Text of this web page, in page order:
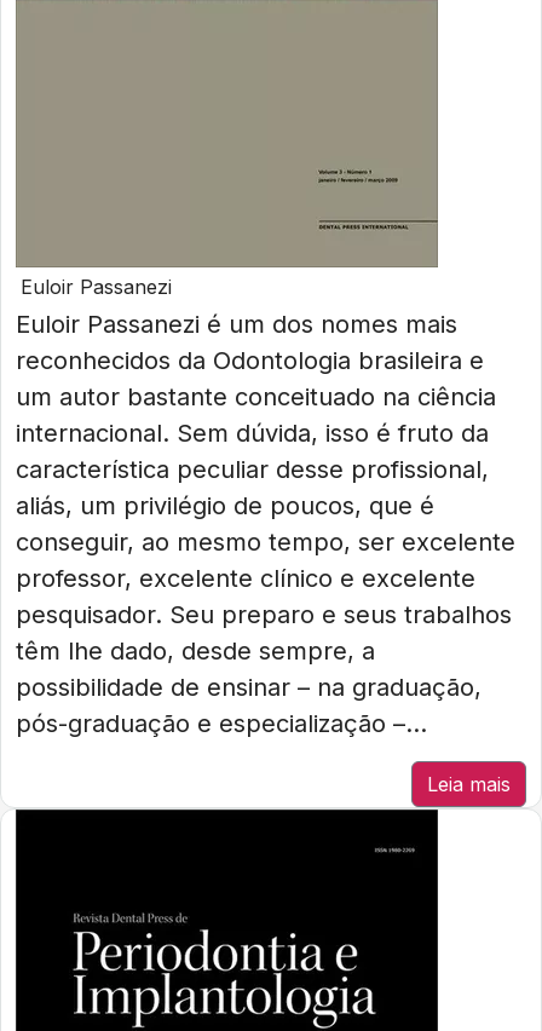
Euloir Passanezi
Euloir Passanezi é um dos nomes mais
reconhecidos da Odontologia brasileira e
um autor bastante conceituado na ciência
internacional. Sem dúvida, isso é fruto da
característica peculiar desse profissional,
aliás, um privilégio de poucos, que é
conseguir, ao mesmo tempo, ser excelente
professor, excelente clínico e excelente
pesquisador. Seu preparo e seus trabalhos
têm lhe dado, desde sempre, a
possibilidade de ensinar – na graduação,
pós-graduação e especialização –...
Leia mais